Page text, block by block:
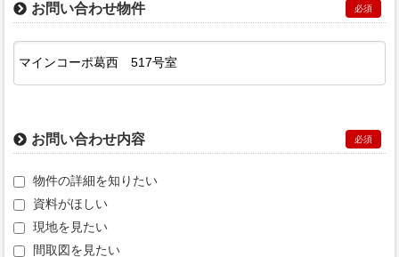
お問い合わせ物件 必須
お問い合わせ内容 必須
物件の詳細を知りたい
資料がほしい
現地を見たい
間取図を見たい